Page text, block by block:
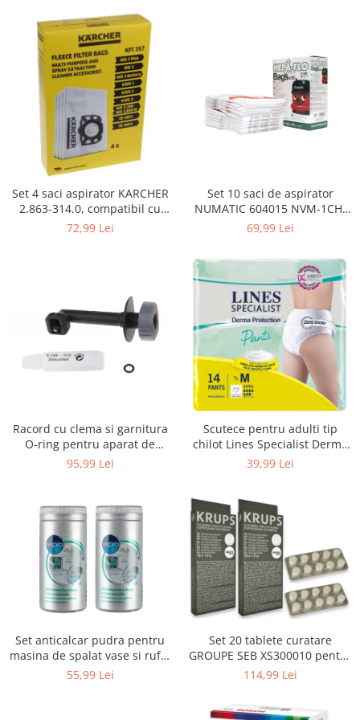
Decoratiuni
Gradinarit
Hobby-uri creative
Iluminat & Electrice
Jaluzele
Kit-uri automatizari porti si usi
Mobila dormitor
Mobila gradina & terasa
Mobila Living & Dining
Organizare si depozitare
Scule electrice si unelte
Silicon, spume si solutii tehnice
Sisteme Incalzire
Textile si covoare
Accesorii tablete
Laptopuri si Accesorii
Wearable & Gadgeturi
Electrocasnice & Climatizare
Accesorii si piese masini spalat
rufe si uscatoare
Accesorii si piese masini spalat
Aparate Racire Aer
Aragaze si cuptoare cu microunde
Set 4 saci aspirator KARCHER
2.863-314.0, compatibil cu
WD, KWD, SE
72,99 Lei
Set 10 saci de aspirator
NUMATIC 604015 NVM-1CH,
9L
69,99 Lei
Racord cu clema si garnitura
O-ring pentru aparat de
spalat cu presiune, KARCHER
95,99 Lei
Scutece pentru adulti tip
chilot Lines Specialist Derma
Protection Extra, 7 picaturi,
39,99 Lei
Set anticalcar pudra pentru
masina de spalat vase si rufe,
WPRO 484000008416, 2 x 250g
55,99 Lei
Set 20 tablete curatare
GROUPE SEB XS300010 pentru
espressoare Krups (2x10
114,99 Lei